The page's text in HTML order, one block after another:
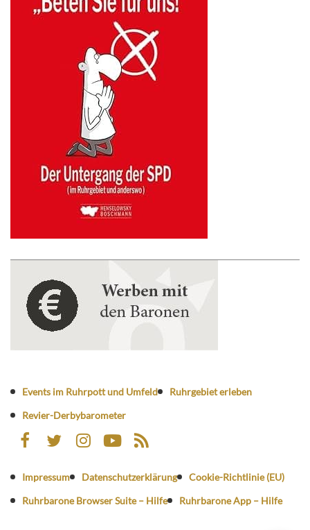
Events im Ruhrpott und Umfeld
Ruhrgebiet erleben
Revier-Derbybarometer
Impressum Datenschutzerklärung
Cookie-Richtlinie (EU)
Ruhrbarone Browser Suite – Hilfe
Ruhrbarone App – Hilfe